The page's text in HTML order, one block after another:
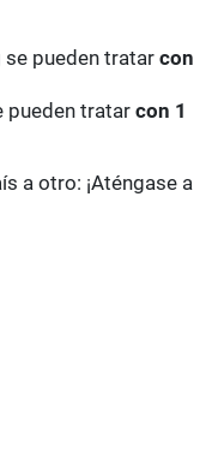
se pueden tratarcon
pueden tratarcon 1
a otro: ¡Aténgase a